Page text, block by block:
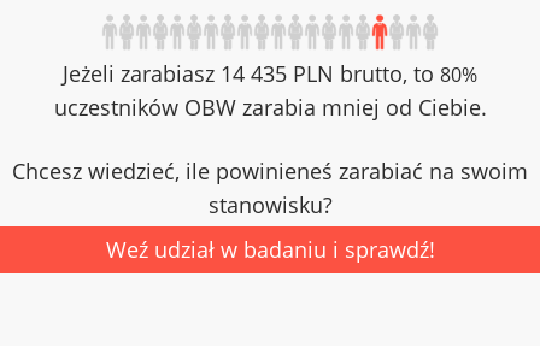
Jeżeli zarabiasz 14 435 PLN brutto, to 80%
uczestników OBW zarabia mniej od Ciebie.
Chcesz wiedzieć, ile powinieneś zarabiać na swoim
stanowisku?
Weź udział w badaniu i sprawdź!